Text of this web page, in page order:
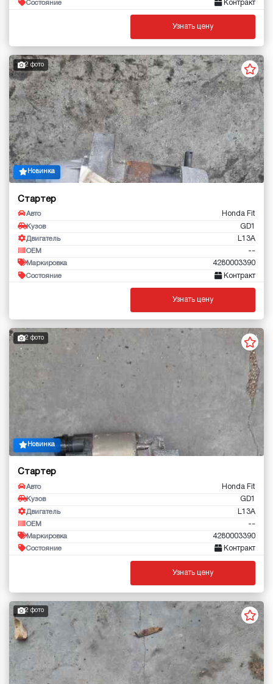
Состояние Контракт
Узнать цену
2 фото
Новинка
Стартер
Авто Honda Fit
Кузов GD1
Двигатель L13A
OEM --
Маркировка 4280003390
Состояние Контракт
Узнать цену
2 фото
Новинка
Стартер
Авто Honda Fit
Кузов GD1
Двигатель L13A
OEM --
Маркировка 4280003390
Состояние Контракт
Узнать цену
2 фото